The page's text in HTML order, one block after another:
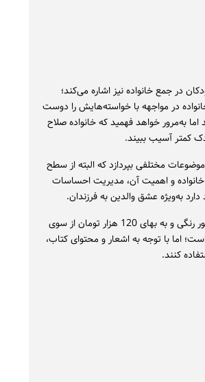
در جمع خانواده نیز اشاره می‌کند؛
در مواجهه با خواسته‌هایش را دوست
به‌مرور خواهد فهمید که خانواده صلاح
کمتر آسیب ببیند.
مختلفی بپردازد که البته از سطح
و اهمیت آن، مدیریت احساسات
به‌ویژه عشق والدین به فرزندان.
کتاب «ما خانواده داریم غم و غصه نداریم» در 36 صفحه مصور رنگی و به بهای 120 هزار تومان از سوی
اما با توجه به اشعار و محتوای کتاب،
کنند.